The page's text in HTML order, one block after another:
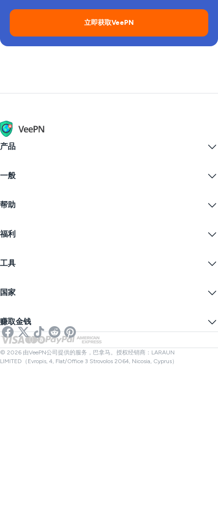
立即获取VeePN
产品
VPN for macOS
iOS VPN
Firefox
免费VPN
一般
VPN下载
定价
学生优惠
博客
帮助
联系我们
隐私政策
Cookie偏好设置
福利
网络隐私
匿名IP
流媒体用VPN
Netflix VPN
工具
隐藏您的IP
在线短信
链接检查器
文件检查器
国家
英国VPN
加拿大VPN
土耳其VPN
赚取金钱
合作伙伴
© 2026 由VeePN公司提供的服务，巴拿马。授权经销商：LARAUN
LIMITED（Evropis, 4, Flat/Office 3 Strovolos 2064, Nicosia, Cyprus）